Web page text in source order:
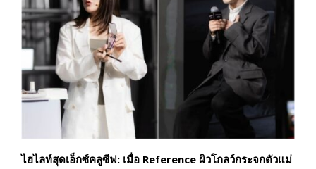
ไฮไลท์สุดเอ็กซ์คลูซีฟ: เมื่อ Reference ผิวโกลว์กระจกตัวแม่